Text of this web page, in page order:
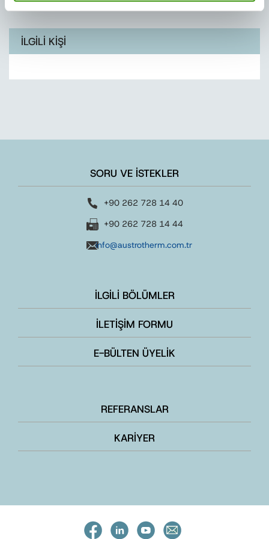
İLGİLİ KİŞİ
SORU VE İSTEKLER
+90 262 728 14 40
+90 262 728 14 44
info@austrotherm.com.tr
İLGİLİ BÖLÜMLER
İLETİŞİM FORMU
E-BÜLTEN ÜYELİK
REFERANSLAR
KARİYER